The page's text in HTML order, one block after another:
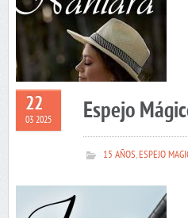
22
03 2025 Espejo
15 AÑOS,ESPEJO